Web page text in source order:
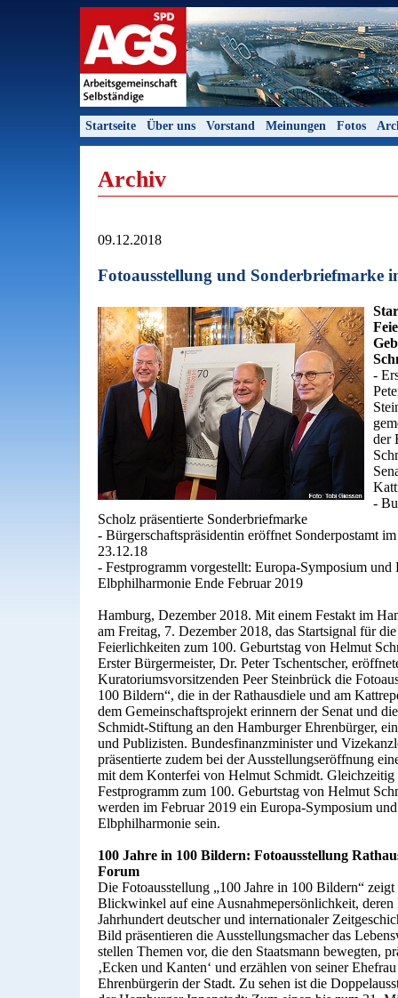
Startseite Über uns Vorstand Meinungen Fotos
Archiv
09.12.2018
Fotoausstellung und Sonderbriefmarke
-
der
-
Scholz präsentierte Sonderbriefmarke
- Bürgerschaftspräsidentin eröffnet Sonderpostamt
23.12.18
- Festprogramm vorgestellt: Europa-Symposium und
Elbphilharmonie Ende Februar 2019
Hamburg, Dezember 2018. Mit einem Festakt im
am Freitag, 7. Dezember 2018, das Startsignal für
Feierlichkeiten zum 100. Geburtstag von Helmut
Erster Bürgermeister, Dr. Peter Tschentscher,
Kuratoriumsvorsitzenden Peer Steinbrück die
100 Bildern“, die in der Rathausdiele und am
dem Gemeinschaftsprojekt erinnern der Senat und
Schmidt-Stiftung an den Hamburger Ehrenbürger,
und Publizisten. Bundesfinanzminister und
präsentierte zudem bei der Ausstellungseröffnung
mit dem Konterfei von Helmut Schmidt. Gleichzeitig
Festprogramm zum 100. Geburtstag von Helmut
werden im Februar 2019 ein Europa-Symposium
Elbphilharmonie sein.
100 Jahre in 100 Bildern: Fotoausstellung
Forum
Die Fotoausstellung „100 Jahre in 100 Bildern“
Blickwinkel auf eine Ausnahmepersönlichkeit, deren
Jahrhundert deutscher und internationaler
Bild präsentieren die Ausstellungsmacher das
stellen Themen vor, die den Staatsmann bewegten,
‚Ecken und Kanten‘ und erzählen von seiner
Ehrenbürgerin der Stadt. Zu sehen ist die